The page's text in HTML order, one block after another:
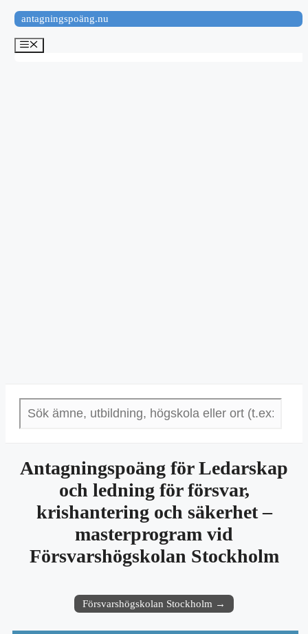
Hoppa
till
innehåll
antagningspoäng.nu
Meny
Antagningspoäng för Ledarskap
och ledning för försvar,
krishantering och säkerhet –
masterprogram vid
Försvarshögskolan Stockholm
Försvarshögskolan Stockholm →